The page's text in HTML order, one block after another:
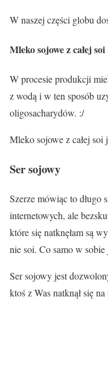
W naszej części globu
Mleko sojowe z całej soi
W procesie produkcji
z wodą i w ten sposób
oligosacharydów. :/
Mleko sojowez całej soi
Ser sojowy
Szerze mówiąc to długo
internetowych, ale
które się natknęłam są
nie soi. Co samo w
Ser sojowyjest
ktoś z Was natknął się